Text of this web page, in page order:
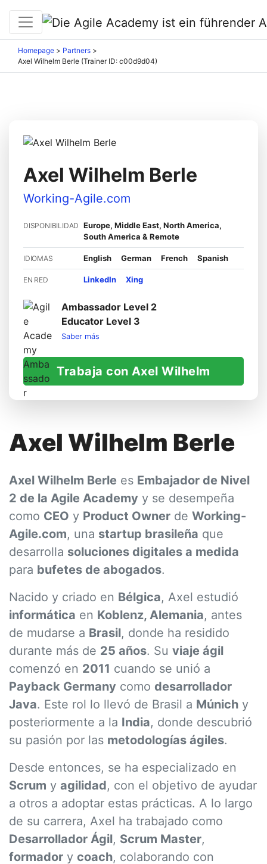
Homepage > Partners >
Axel Wilhelm Berle (Trainer ID: c00d9d04)
Axel Wilhelm Berle
Working-Agile.com
DISPONIBILIDAD
Europe, Middle East, North America,
South America & Remote
IDIOMAS English German French Spanish
EN RED LinkedIn Xing
Ambassador Level 2
Educator Level 3
Saber más
Trabaja con Axel Wilhelm
Axel Wilhelm Berle
Axel Wilhelm Berle es Embajador de Nivel
2 de la Agile Academy y se desempeña
como CEO y Product Owner de Working-
Agile.com, una startup brasileña que
desarrolla soluciones digitales a medida
para bufetes de abogados.
Nacido y criado en Bélgica, Axel estudió
informática en Koblenz, Alemania, antes
de mudarse a Brasil, donde ha residido
durante más de 25 años. Su viaje ágil
comenzó en 2011 cuando se unió a
Payback Germany como desarrollador
Java. Este rol lo llevó de Brasil a Múnich y
posteriormente a la India, donde descubrió
su pasión por las metodologías ágiles.
Desde entonces, se ha especializado en
Scrum y agilidad, con el objetivo de ayudar
a otros a adoptar estas prácticas. A lo largo
de su carrera, Axel ha trabajado como
Desarrollador Ágil, Scrum Master,
formador y coach, colaborando con